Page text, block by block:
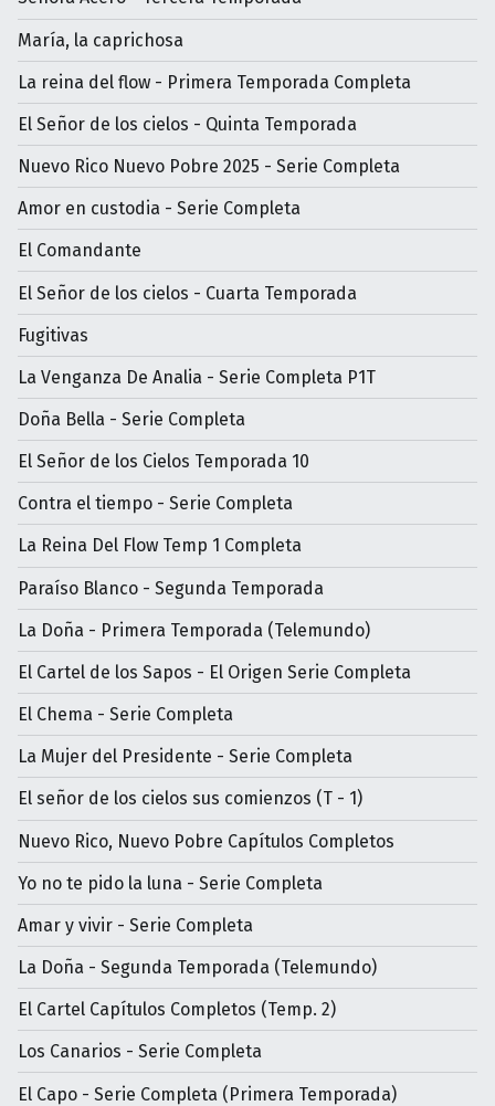
María, la caprichosa
La reina del flow - Primera Temporada Completa
El Señor de los cielos - Quinta Temporada
Nuevo Rico Nuevo Pobre 2025 - Serie Completa
Amor en custodia - Serie Completa
El Comandante
El Señor de los cielos - Cuarta Temporada
Fugitivas
La Venganza De Analia - Serie Completa P1T
Doña Bella - Serie Completa
El Señor de los Cielos Temporada 10
Contra el tiempo - Serie Completa
La Reina Del Flow Temp 1 Completa
Paraíso Blanco - Segunda Temporada
La Doña - Primera Temporada (Telemundo)
El Cartel de los Sapos - El Origen Serie Completa
El Chema - Serie Completa
La Mujer del Presidente - Serie Completa
El señor de los cielos sus comienzos (T - 1)
Nuevo Rico, Nuevo Pobre Capítulos Completos
Yo no te pido la luna - Serie Completa
Amar y vivir - Serie Completa
La Doña - Segunda Temporada (Telemundo)
El Cartel Capítulos Completos (Temp. 2)
Los Canarios - Serie Completa
El Capo - Serie Completa (Primera Temporada)